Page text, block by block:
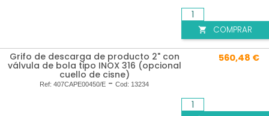
 COMPRAR
Grifo de descarga de producto 2" con
válvula de bola tipo INOX 316 (opcional
cuello de cisne)
Ref: 407CAPE00450/E - Cod: 13234
560,48 €